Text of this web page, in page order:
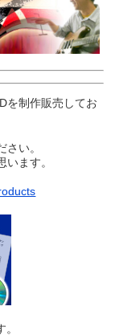
を制作販売してお
い。
ます。